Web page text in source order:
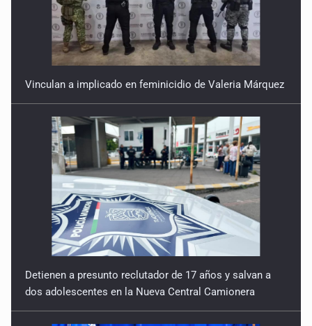
Vinculan a implicado en feminicidio de Valeria Márquez
Detienen a presunto reclutador de 17 años y salvan a
dos adolescentes en la Nueva Central Camionera